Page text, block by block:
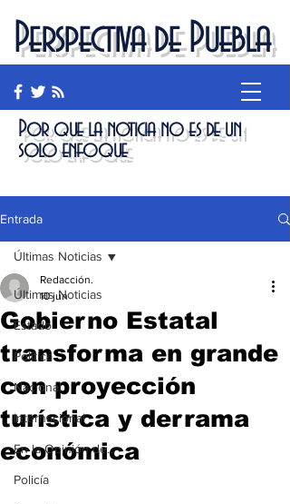
Perspectiva de Puebla
Por que la noticia no es de un
solo enfoque
Entrada
Últimas Noticias
Estado
Política
Nacional
Internacional
En la Opinión de...
Policía
Últimas Noticias
Gobierno Estatal
transforma en grande
con proyección
turística y derrama
económica
Redacción.
10 jun